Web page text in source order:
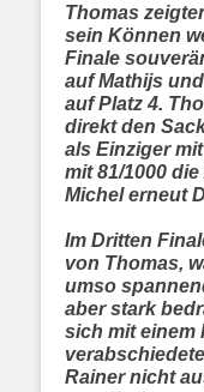
Thomas
sein Können
Finale
auf Mathijs
auf Platz 4.
direkt den
als Einziger
mit 81/1000
Michel erneut
Im Dritten
von Thomas,
umso
aber stark
sich mit einem
Rainer nicht